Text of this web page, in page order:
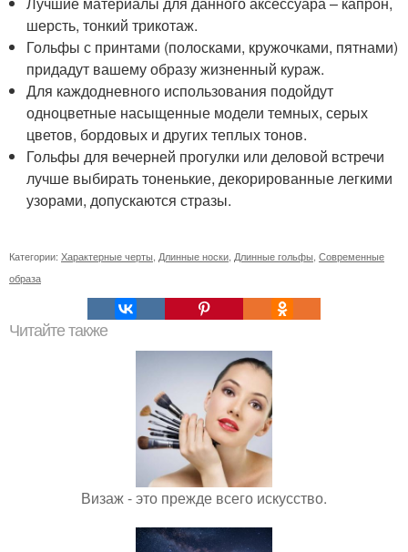
шерсть, тонкий трикотаж.
Гольфы с принтами (полосками, кружочками, пятнами)
придадут вашему образу жизненный кураж.
Для каждодневного использования подойдут
одноцветные насыщенные модели темных, серых
цветов, бордовых и других теплых тонов.
Гольфы для вечерней прогулки или деловой встречи
лучше выбирать тоненькие, декорированные легкими
узорами, допускаются стразы.
Категории: Характерные черты Длинные носки Длинные гольфы Современные
образа
Читайте также
Визаж - это прежде всего искусство.